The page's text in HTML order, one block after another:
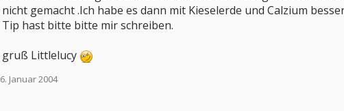
nicht gemacht .Ich habe es dann mit Kieselerde und Calzium
Tip hast bitte bitte mir schreiben.
gruß Littlelucy
6. Januar 2004